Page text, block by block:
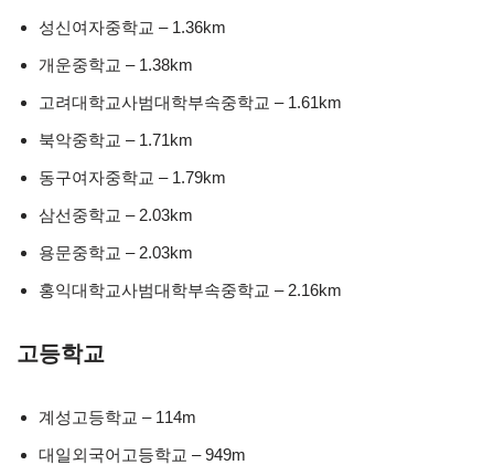
성신여자중학교 – 1.36km
개운중학교 – 1.38km
고려대학교사범대학부속중학교 – 1.61km
북악중학교 – 1.71km
동구여자중학교 – 1.79km
삼선중학교 – 2.03km
용문중학교 – 2.03km
홍익대학교사범대학부속중학교 – 2.16km
고등학교
계성고등학교 – 114m
대일외국어고등학교 – 949m